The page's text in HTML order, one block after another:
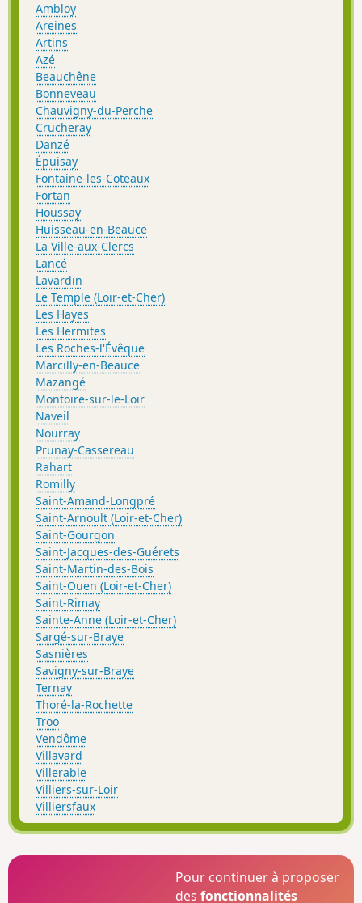
Ambloy
Areines
Artins
Azé
Beauchêne
Bonneveau
Chauvigny-du-Perche
Crucheray
Danzé
Épuisay
Fontaine-les-Coteaux
Fortan
Houssay
Huisseau-en-Beauce
La Ville-aux-Clercs
Lancé
Lavardin
Le Temple (Loir-et-Cher)
Les Hayes
Les Hermites
Les Roches-l'Évêque
Marcilly-en-Beauce
Mazangé
Montoire-sur-le-Loir
Naveil
Nourray
Prunay-Cassereau
Rahart
Romilly
Saint-Amand-Longpré
Saint-Arnoult (Loir-et-Cher)
Saint-Gourgon
Saint-Jacques-des-Guérets
Saint-Martin-des-Bois
Saint-Ouen (Loir-et-Cher)
Saint-Rimay
Sainte-Anne (Loir-et-Cher)
Sargé-sur-Braye
Sasnières
Savigny-sur-Braye
Ternay
Thoré-la-Rochette
Troo
Vendôme
Villavard
Villerable
Villiers-sur-Loir
Villiersfaux
Pour continuer à proposer
desfonctionnalités